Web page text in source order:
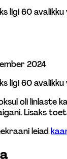
ligi 60
2024
ligi 60
oli linlaste
Lisaks
leiad